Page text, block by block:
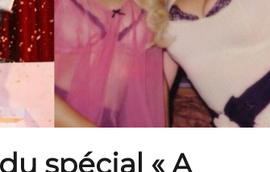
spécial « A